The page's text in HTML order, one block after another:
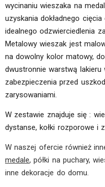
wycinaniu wieszaka na
uzyskania dokładnego cięcia
idealnego odzwierciedlenia
Metalowy wieszak jest
na dowolny kolor matowy,
dwustronnie warstwą lakieru
zabezpieczenia przed
zarysowaniami.
W zestawie znajduje się :
dystanse, kołki rozporowe i
W naszej ofercie również
medale, półki na puchary,
inne dekoracje do domu.